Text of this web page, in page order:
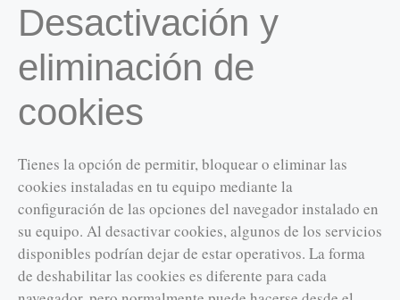
Desactivación y
eliminación de
cookies
Tienes la opción de permitir, bloquear o eliminar las
cookies instaladas en tu equipo mediante la
configuración de las opciones del navegador instalado en
su equipo. Al desactivar cookies, algunos de los servicios
disponibles podrían dejar de estar operativos. La forma
de deshabilitar las cookies es diferente para cada